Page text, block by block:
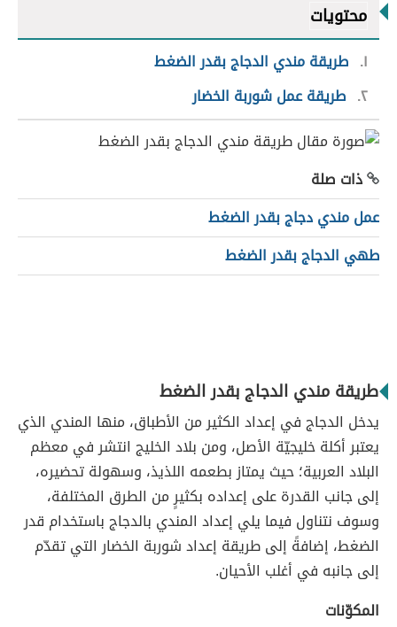
محتويات
١ طريقة مندي الدجاج بقدر الضغط
٢ طريقة عمل شوربة الخضار
ذات صلة
عمل مندي دجاج بقدر الضغط
طهي الدجاج بقدر الضغط
طريقة مندي الدجاج بقدر الضغط
يدخل الدجاج في إعداد الكثير من الأطباق، منها المندي الذي
يعتبر أكلة خليجيّة الأصل، ومن بلاد الخليج انتشر في معظم
البلاد العربية؛ حيث يمتاز بطعمه اللذيذ، وسهولة تحضيره،
إلى جانب القدرة على إعداده بكثيرٍ من الطرق المختلفة،
وسوف نتناول فيما يلي إعداد المندي بالدجاج باستخدام قدر
الضغط، إضافةً إلى طريقة إعداد شوربة الخضار التي تقدّم
إلى جانبه في أغلب الأحيان.
المكوّنات